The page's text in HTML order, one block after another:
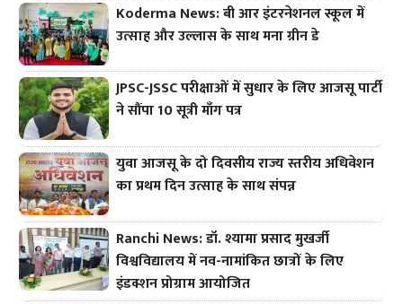
Koderma News: बी आर इंटरनेशनल स्कूल में
उत्साह और उल्लास के साथ मना ग्रीन डे
JPSC-JSSC परीक्षाओं में सुधार के लिए आजसू पार्टी
ने सौंपा 10 सूत्री माँग पत्र
युवा आजसू के दो दिवसीय राज्य स्तरीय अधिवेशन
का प्रथम दिन उत्साह के साथ संपन्न
Ranchi News: डॉ. श्यामा प्रसाद मुखर्जी
विश्वविद्यालय में नव-नामांकित छात्रों के लिए
इंडक्शन प्रोग्राम आयोजित